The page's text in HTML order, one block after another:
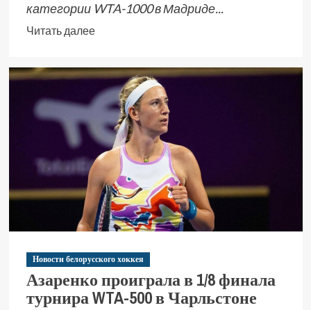
категории WTA-1000 в Мадриде...
Читать далее
Новости белорусского хоккея
Азаренко проиграла в 1/8 финала
турнира WTA-500 в Чарльстоне